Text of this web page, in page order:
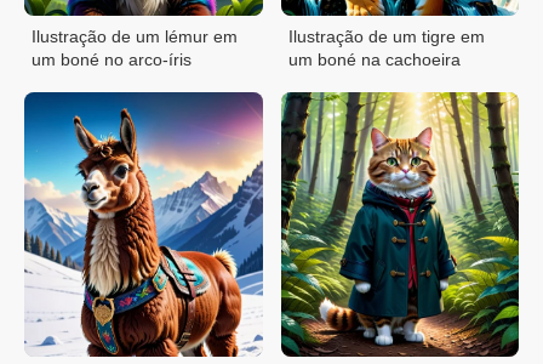
Ilustração de um lémur em
um boné no arco-íris
Ilustração de um tigre em
um boné na cachoeira